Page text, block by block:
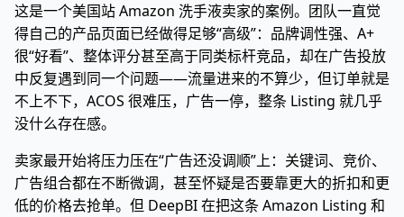
这是一个美国站 Amazon 洗手液卖家的案例。团队一直觉
得自己的产品页面已经做得足够“高级”：品牌调性强、A+
很“好看”、整体评分甚至高于同类标杆竞品，却在广告投放
中反复遇到同一个问题——流量进来的不算少，但订单就是
不上不下，ACOS 很难压，广告一停，整条 Listing 就几乎
没什么存在感。
卖家最开始将压力压在“广告还没调顺”上：关键词、竞价、
广告组合都在不断微调，甚至怀疑是否要靠更大的折扣和更
低的价格去抢单。但 DeepBI 在把这条 Amazon Listing 和